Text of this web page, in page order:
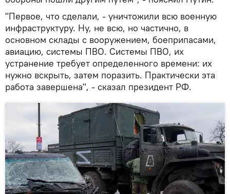
"Первое, что сделали, - уничтожили всю военную
инфраструктуру. Ну, не всю, но частично, в
основном склады с вооружением, боеприпасами,
авиацию, системы ПВО. Системы ПВО, их
устранение требует определенного времени: их
нужно вскрыть, затем поразить. Практически эта
работа завершена", - сказал президент РФ.